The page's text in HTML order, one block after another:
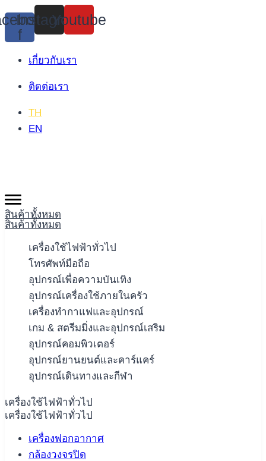
Skip
to
content
f
Instagram
Youtube
เกี่ยวกับเรา
ติดต่อเรา
TH
EN
สินค้าทั้งหมด
สินค้าทั้งหมด
เครื่องใช้ไฟฟ้าทั่วไป
โทรศัพท์มือถือ
อุปกรณ์เพื่อความบันเทิง
อุปกรณ์เครื่องใช้ภายในครัว
เครื่องทำกาแฟและอุปกรณ์
เกม & สตรีมมิ่งและอุปกรณ์เสริม
อุปกรณ์คอมพิวเตอร์
อุปกรณ์ยานยนต์และคาร์แคร์
อุปกรณ์เดินทางและกีฬา
เครื่องใช้ไฟฟ้าทั่วไป
เครื่องใช้ไฟฟ้าทั่วไป
เครื่องฟอกอากาศ
กล้องวงจรปิด